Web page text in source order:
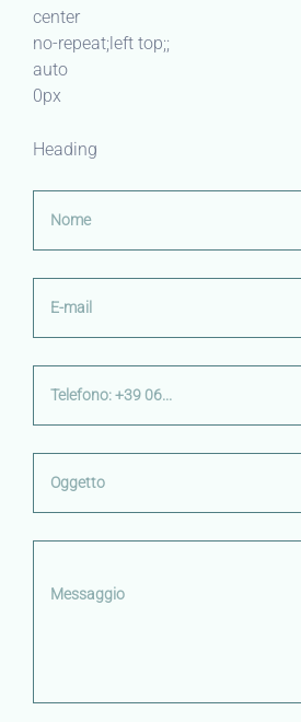
center
no-repeat;left top;;
auto
0px
Heading